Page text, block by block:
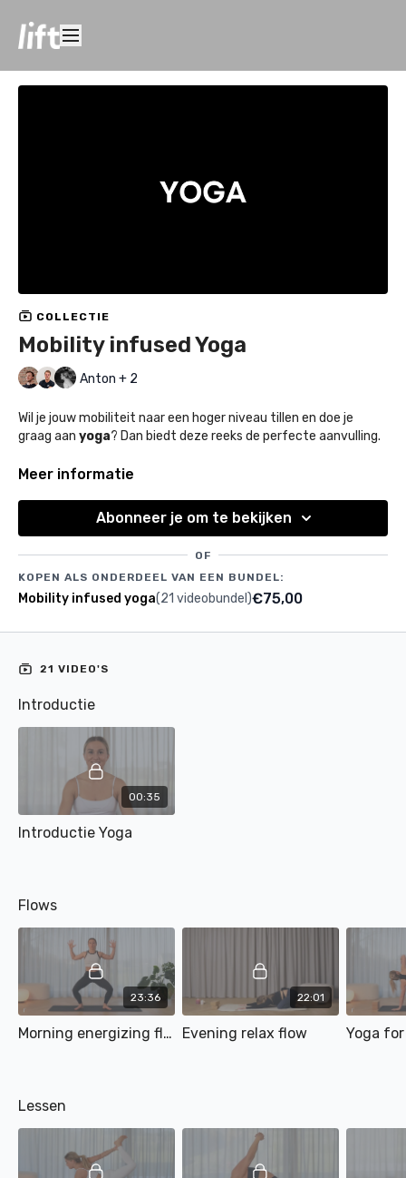
COLLECTIE
Mobility infused Yoga
Anton + 2
Wil je jouw mobiliteit naar een hoger niveau tillen en doe je
graag aan yoga? Dan biedt deze reeks de perfecte aanvulling.
Dit yoga traject, co-gecreëerd met yogadocent Sam Broeckx,
en je zowel fysiek als mentaal
Naast mobilisaties en stretches, geef je ook aandacht aan
ademhalingenlichaamsbewustzijnom helemaal tot rust
te komen.
Meer informatie
Abonneer je om te bekijken
OF
KOPEN ALS ONDERDEEL VAN EEN BUNDEL:
Mobility infused yoga(21 videobundel)€75,00
21 VIDEO'S
Introductie
00:35
Introductie Yoga
Flows
23:36
Morning energizing flow
22:01
Evening relax flow Yoga
Lessen